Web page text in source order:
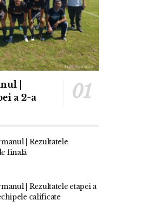
|
a 2-a
| Rezultatele
finală
| Rezultatele etapei a
calificate